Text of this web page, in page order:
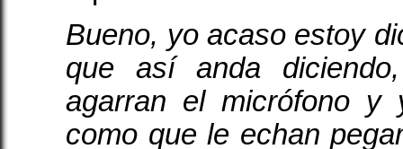
Bueno, yo acaso estoy
que así anda
agarran el micrófono
como que le echan